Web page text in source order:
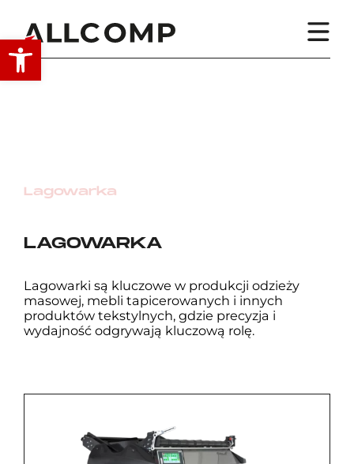
Otwórz pasek narzędzi
EN
Lagowarka
LAGOWARKA
Lagowarki są kluczowe w produkcji odzieży
masowej, mebli tapicerowanych i innych
produktów tekstylnych, gdzie precyzja i
wydajność odgrywają kluczową rolę.